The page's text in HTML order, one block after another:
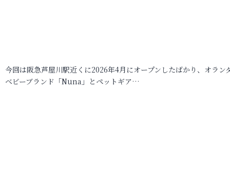
今回は阪急芦屋川駅近くに2026年4月にオープンしたばかり、オラン
ベビーブランド「Nuna」とペットギア…